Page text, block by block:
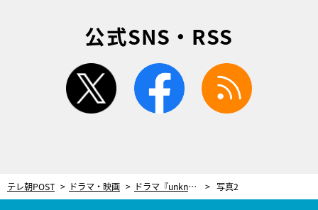
公式SNS・RSS
twitter facebook
テレ朝POST ドラマ・映画 ドラマ『unknown』第5話、ラストにあまりに悲しい展開…。トラウマレベルの“死亡フラグ” 写真2